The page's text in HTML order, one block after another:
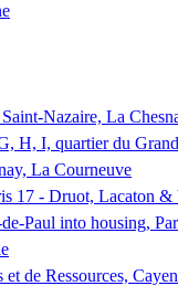
Nazaire, La
H, I, quartier du
La Courneuve
17 - Druot, Lacaton &
Paul into housing,
de Ressources,